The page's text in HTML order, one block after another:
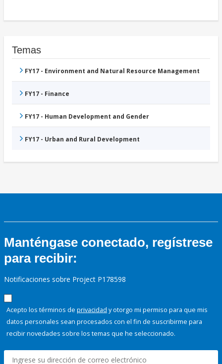
Temas
FY17 - Environment and Natural Resource Management
FY17 - Finance
FY17 - Human Development and Gender
FY17 - Urban and Rural Development
Manténgase conectado, regístrese
para recibir:
Notificaciones sobre Project P178598
Acepto los términos de privacidad y otorgo mi permiso para que mis
datos personales sean procesados con el fin de suscribirme para
recibir novedades sobre los temas que he seleccionado.